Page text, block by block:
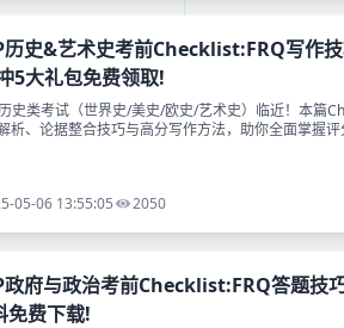
历史&艺术史考前Checklist:FRQ写作
5大礼包免费领取!
史类考试（世界史/美史/欧史/艺术史）临近！本篇
析、论据整合技巧与高分写作方法，助你全面掌握
05-06 13:55:05 2050
政府与政治考前Checklist:FRQ答题技
免费下载!